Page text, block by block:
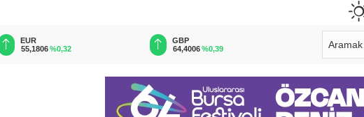
EUR
55,1806%0,32
GBP
64,4006 %0,39
CHF
59,0494